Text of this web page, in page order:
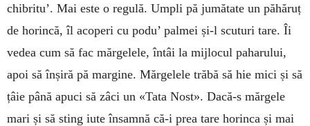
chibritu’. Mai este o regulă. Umpli pă jumătate un păhăruț
de horincă, îl acoperi cu podu’ palmei și-l scuturi tare. Îi
vedea cum să fac mărgelele, întâi la mijlocul paharului,
apoi să înșiră pă margine. Mărgelele trăbă să hie mici și să
țâie până apuci să zâci un «Tata Nost». Dacă-s mărgele
mari și să sting iute însamnă că-i prea tare horinca și mai